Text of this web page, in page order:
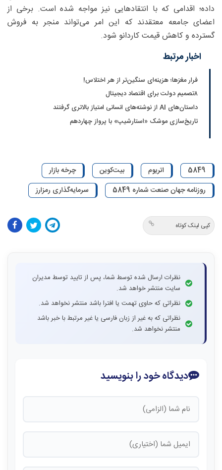
داده؛ اقدامی که با انتقادهایی نیز مواجه شده است. برخی از
اعضای جامعه معتقدند که این امر می‌تواند منجر به فروش
گسترده و کاهش قیمت کاردانو شود.
اخبار مرتبط
فرار مغزها؛ هزینه‌ای سنگین‌تر از هر اختلاس!
۸تصمیم دولت برای اقتصاد دیجیتال
داستان‌های AI از نوشته‌های انسانی امتیاز بالاتری گرفتند
تاریخ‌سازی موشک «استارشیپ» با پرواز چهاردهم
5849 اتریوم بیت‌کوین
چرخه بازار
روزنامه جهان صنعت شماره 5849
سرمایه‌گذاری رمزارز
کپی لینک کوتاه
نظرات ارسال شده توسط شما، پس از تایید توسط مدیران
سایت منتشر خواهد شد.
نظراتی که حاوی تهمت یا افترا باشد منتشر نخواهد شد.
نظراتی که به غیر از زبان فارسی یا غیر مرتبط با خبر باشد
منتشر نخواهد شد.
دیدگاه خود را بنویسید